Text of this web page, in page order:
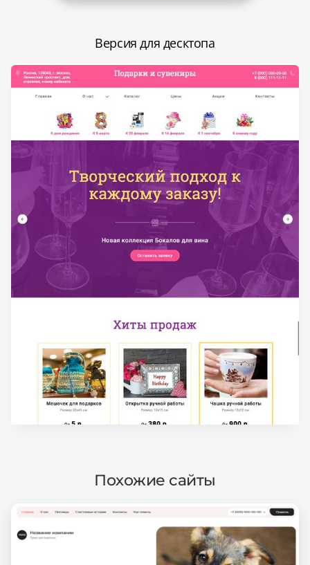
Версия для десктопа
Похожие сайты